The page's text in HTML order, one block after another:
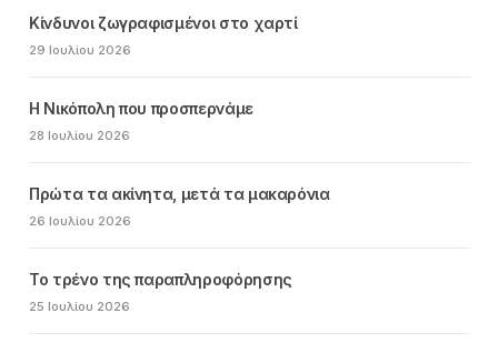
Κίνδυνοι ζωγραφισμένοι στο χαρτί
29 Ιουλίου 2026
Η Νικόπολη που προσπερνάμε
28 Ιουλίου 2026
Πρώτα τα ακίνητα, μετά τα μακαρόνια
26 Ιουλίου 2026
Το τρένο της παραπληροφόρησης
25 Ιουλίου 2026